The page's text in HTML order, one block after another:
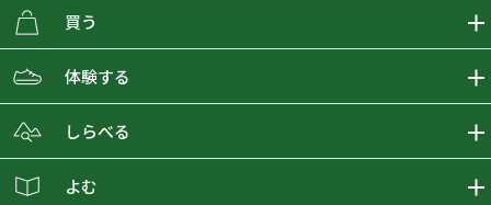
買う
ECMALLの商品をさがす
取り扱いブランド一覧
体験する
おとな女子登山部
しらべる
登山レポート
よむ